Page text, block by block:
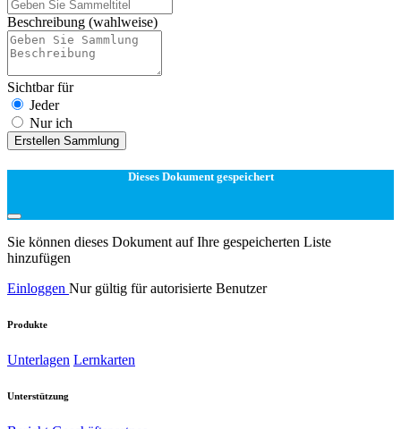
Beschreibung (wahlweise)
Sichtbar für
Jeder
Nur ich
Erstellen Sammlung
Dieses Dokument gespeichert
Sie können dieses Dokument auf Ihre gespeicherten Liste
hinzufügen
Einloggen Nur gültig für autorisierte Benutzer
Produkte
Unterlagen Lernkarten
Unterstützung